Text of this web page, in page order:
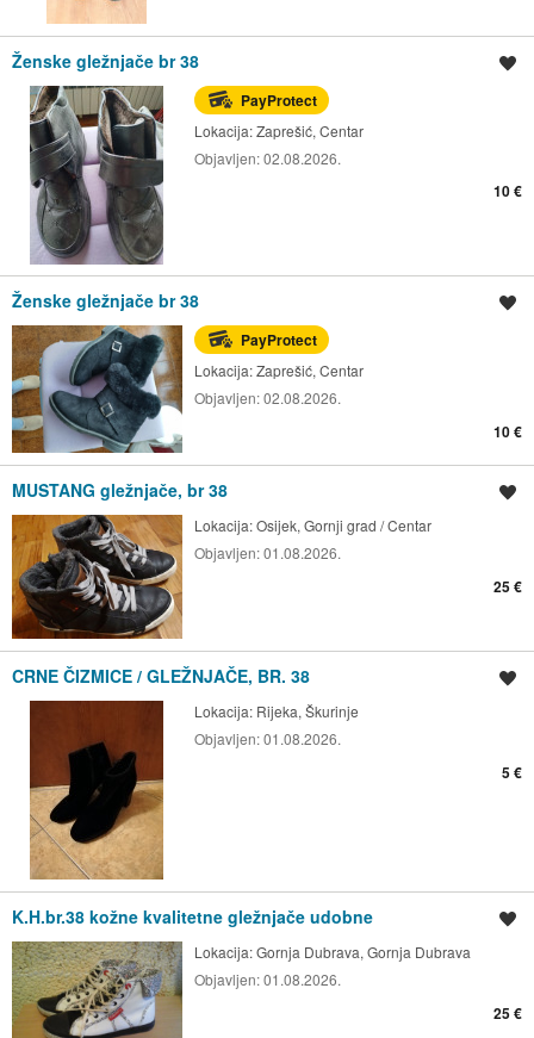
Ženske gležnjače br 38
PayProtect
Lokacija:Zaprešić, Centar
Objavljen:02.08.2026.
10 €
Ženske gležnjače br 38
PayProtect
Lokacija:Zaprešić, Centar
Objavljen:02.08.2026.
10 €
MUSTANG gležnjače, br 38
Lokacija:Osijek, Gornji grad / Centar
Objavljen:01.08.2026.
25 €
CRNE ČIZMICE / GLEŽNJAČE, BR. 38
Lokacija: Rijeka, Škurinje
Objavljen:01.08.2026.
5 €
K.H.br.38 kožne kvalitetne gležnjače udobne
Lokacija:Gornja Dubrava, Gornja Dubrava
Objavljen:01.08.2026.
25 €